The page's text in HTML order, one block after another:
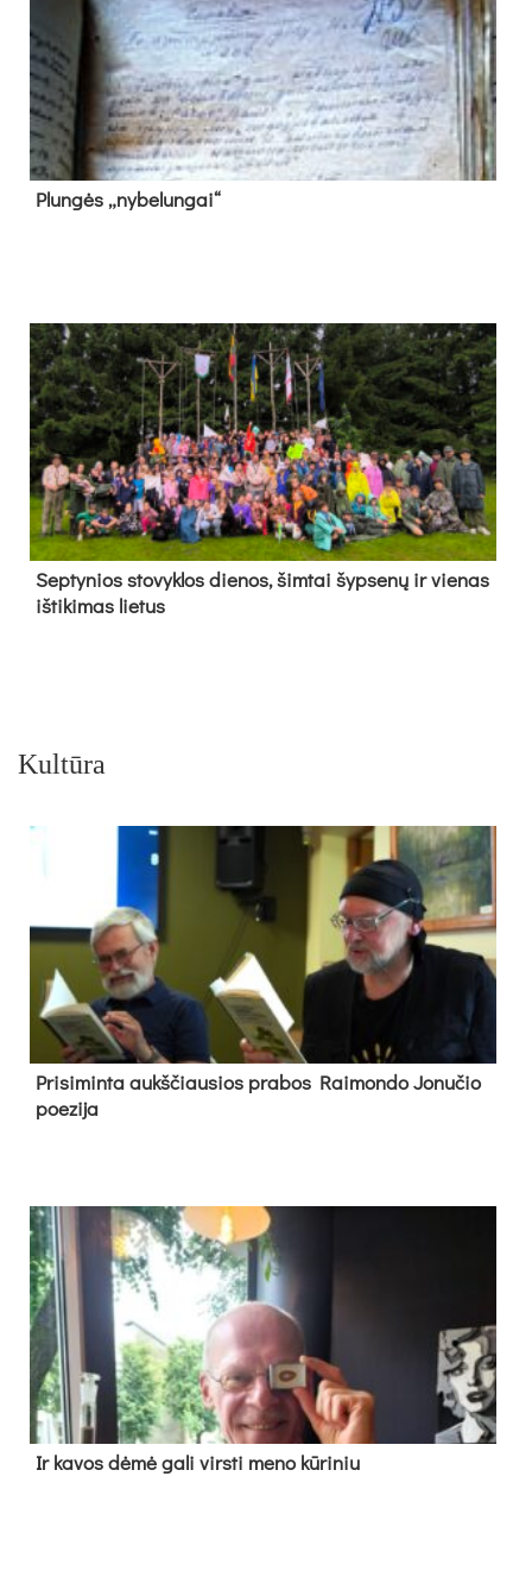
Plun­gės „ny­be­lun­gai“
Sep­ty­nios sto­vyk­los die­nos, šim­tai šyp­se­nų ir vie­nas
iš­ti­ki­mas lie­tus
Kultūra
Pri­si­min­ta aukš­čiau­sios pra­bos Rai­mon­do Jo­nu­čio
poe­zi­ja
Ir ka­vos dė­mė ga­li virs­ti me­no kū­ri­niu